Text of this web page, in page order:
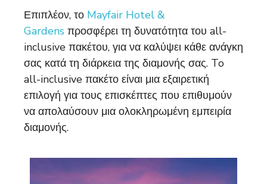
Επιπλέον, το Mayfair Hotel &
Gardens προσφέρει τη δυνατότητα του all-
inclusive πακέτου, για να καλύψει κάθε ανάγκη
σας κατά τη διάρκεια της διαμονής σας. To
all-inclusive πακέτο είναι μια εξαιρετική
επιλογή για τους επισκέπτες που επιθυμούν
να απολαύσουν μια ολοκληρωμένη εμπειρία
διαμονής.